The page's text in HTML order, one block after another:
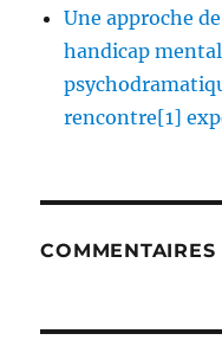
Une approche
handicap
rencontre[1]
COMMENTAIRES